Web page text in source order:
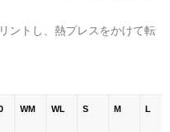
ントし、熱プレスをかけて転
WM WL S M L